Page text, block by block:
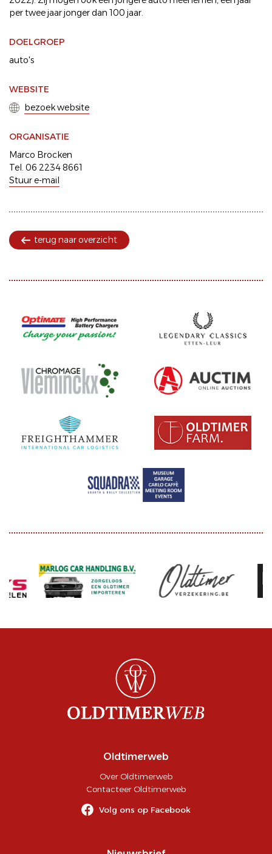
per twee jaar jonger dan 100 jaar.
DOELGROEP
auto's
WEBSITE
bezoek website
ORGANISATIE
Marco Brocken
Tel. 06 2234 8661
Stuur e-mail
terug naar overzicht
Oldtimerweb
Over Oldtimerweb
Contacteer Oldtimerweb
Volg ons op Facebook